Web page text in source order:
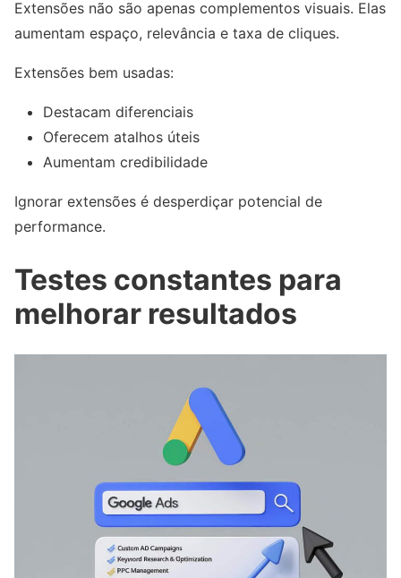
Extensões não são apenas complementos visuais. Elas
aumentam espaço, relevância e taxa de cliques.
Extensões bem usadas:
Destacam diferenciais
Oferecem atalhos úteis
Aumentam credibilidade
Ignorar extensões é desperdiçar potencial de
performance.
Testes constantes para
melhorar resultados